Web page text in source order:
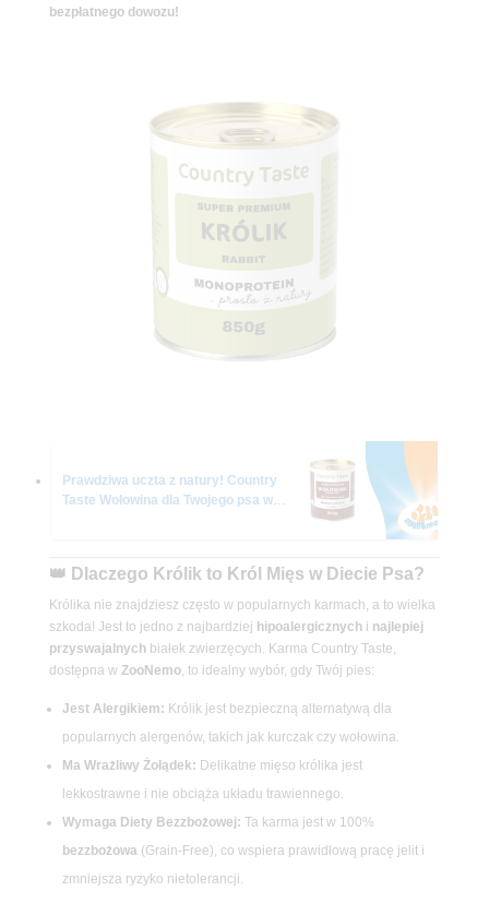
bezpłatnego dowozu!
Prawdziwa uczta z natury! Country
Taste Wołowina dla Twojego psa w
👑 Dlaczego Królik to Król Mięs w Diecie Psa?
Królika nie znajdziesz często w popularnych karmach, a to wielka
szkoda! Jest to jedno z najbardziej hipoalergicznychi najlepiej
przyswajalnychbiałek zwierzęcych. Karma Country Taste,
dostępna w ZooNemo, to idealny wybór, gdy Twój pies:
Jest Alergikiem: Królik jest bezpieczną alternatywą dla
popularnych alergenów, takich jak kurczak czy wołowina.
Ma Wrażliwy Żołądek: Delikatne mięso królika jest
lekkostrawne i nie obciąża układu trawiennego.
Wymaga Diety Bezzbożowej: Ta karma jest w 100%
bezzbożowa(Grain-Free), co wspiera prawidłową pracę jelit i
zmniejsza ryzyko nietolerancji.